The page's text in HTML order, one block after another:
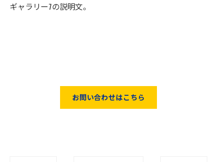
ギャラリー7の説明文。
お問い合わせはこちら